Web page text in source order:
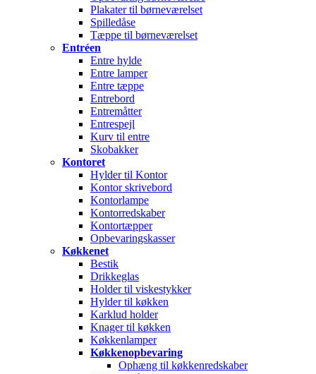
Plakater til børneværelset
Spilledåse
Tæppe til børneværelset
Entréen
Entre hylde
Entre lamper
Entre tæppe
Entrebord
Entremåtter
Entrespejl
Kurv til entre
Skobakker
Kontoret
Hylder til Kontor
Kontor skrivebord
Kontorlampe
Kontorredskaber
Kontortæpper
Opbevaringskasser
Køkkenet
Bestik
Drikkeglas
Holder til viskestykker
Hylder til køkken
Karklud holder
Knager til køkken
Køkkenlamper
Køkkenopbevaring
Ophæng til køkkenredskaber